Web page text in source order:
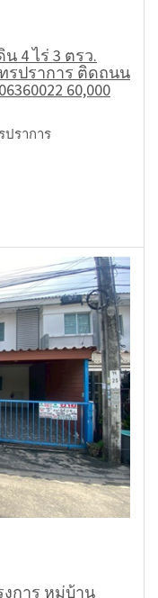
4 ไร่ 3 ตรว.
รปราการ ติดถนน
60,000
ปราการ
งการ หมู่บ้าน